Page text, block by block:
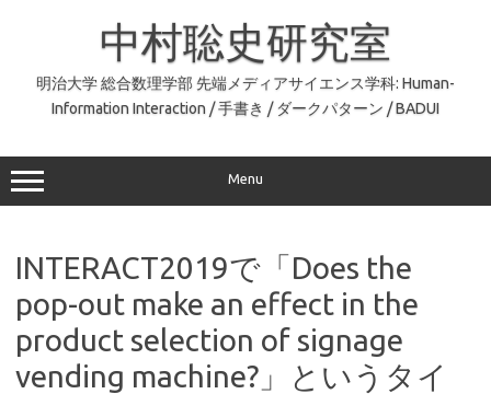
中村聡史研究室
明治大学 総合数理学部 先端メディアサイエンス学科: Human-
Information Interaction / 手書き / ダークパターン / BADUI
Menu
INTERACT2019で「Does the
pop-out make an effect in the
product selection of signage
vending machine?」というタイ